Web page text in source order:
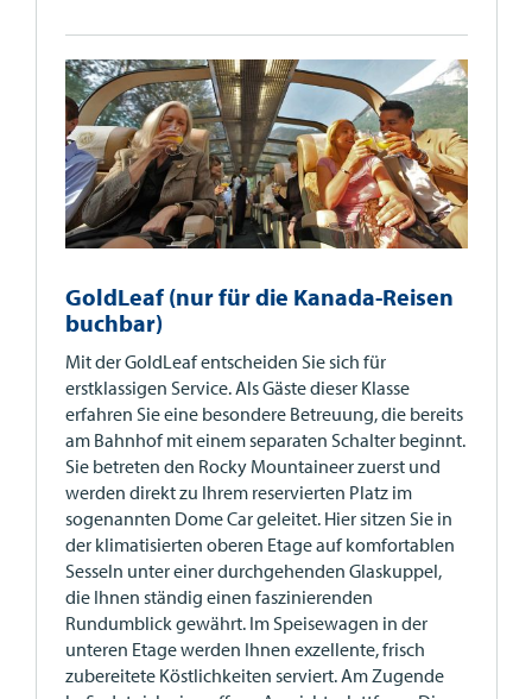
GoldLeaf (nur für die Kanada-Reisen
buchbar)
Mit der GoldLeaf entscheiden Sie sich für
erstklassigen Service. Als Gäste dieser Klasse
erfahren Sie eine besondere Betreuung, die bereits
am Bahnhof mit einem separaten Schalter beginnt.
Sie betreten den Rocky Mountaineer zuerst und
werden direkt zu Ihrem reservierten Platz im
sogenannten Dome Car geleitet. Hier sitzen Sie in
der klimatisierten oberen Etage auf komfortablen
Sesseln unter einer durchgehenden Glaskuppel,
die Ihnen ständig einen faszinierenden
Rundumblick gewährt. Im Speisewagen in der
unteren Etage werden Ihnen exzellente, frisch
zubereitete Köstlichkeiten serviert. Am Zugende